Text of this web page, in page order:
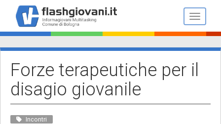
contenuto
principale
Toggle
Forze terapeutiche per il
disagio giovanile
Incontri